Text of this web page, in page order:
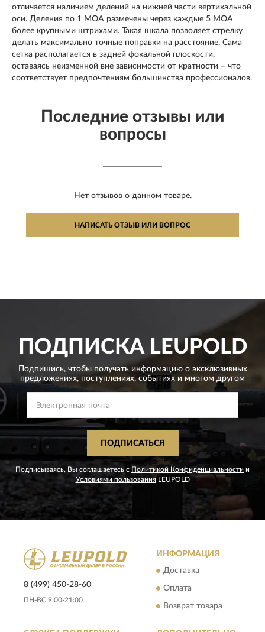
отличается наличием делений на нижней части вертикальной
оси. Деления по 1 МОА размечены через каждые 5 МОА
более крупными штрихами. Такая шкала позволяет стрелку
делать максимально точные поправки на расстояние. Сама
сетка располагается в задней фокальной плоскости,
оставаясь неизменной вне зависимости от кратности – что
соответствует предпочтениям большинства профессионалов.
Последние отзывы или
вопросы
Нет отзывов о данном товаре.
НАПИСАТЬ ОТЗЫВ ИЛИ ВОПРОС
ПОДПИСКАLEUPOLD
Подпишись, чтобы получать информацию о эксклюзивных
предложениях, поступлениях, событиях и многом другом
ПОДПИСАТЬСЯ
Подписываясь, Вы соглашаетесь с Политикой Конфиденциальности и
Условиями пользованияLEUPOLD
8 (499) 450-28-60
ПН-ВС 9:00-21:00
ИНФОРМАЦИЯ
Доставка
Оплата
Возврат товара